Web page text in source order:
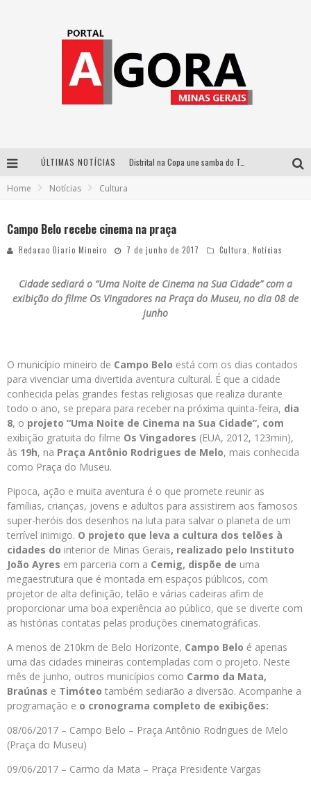
ÚLTIMAS NOTÍCIAS Distrital na Copa une samba do Trem dos Onze, acervo do Museu do Mineirão e transmissão em 4K para duelo contra o Haiti
Home Notícias Cultura
Campo Belo recebe cinema na praça
Redacao Diario Mineiro 7 de junho de 2017 Cultura Notícias
Cidade sediará o “Uma Noite de Cinema na Sua Cidade” com a
exibição do filme Os Vingadores na Praça do Museu, no dia 08 de
junho
O município mineiro de Campo Belo está com os dias contados
para vivenciar uma divertida aventura cultural. É que a cidade
conhecida pelas grandes festas religiosas que realiza durante
todo o ano, se prepara para receber na próxima quinta-feira, dia
8, o projeto “Uma Noite de Cinema na Sua Cidade”, com
exibição gratuita do filme Os Vingadores (EUA, 2012, 123min),
às 19h, na Praça Antônio Rodrigues de Melo, mais conhecida
como Praça do Museu.
Pipoca, ação e muita aventura é o que promete reunir as
famílias, crianças, jovens e adultos para assistirem aos famosos
super-heróis dos desenhos na luta para salvar o planeta de um
terrível inimigo. O projeto que leva a cultura dos telões à
cidades do interior de Minas Gerais, realizado pelo Instituto
João Ayres em parceria com a Cemig, dispõe de uma
megaestrutura que é montada em espaços públicos, com
projetor de alta definição, telão e várias cadeiras afim de
proporcionar uma boa experiência ao público, que se diverte com
as histórias contatas pelas produções cinematográficas.
A menos de 210km de Belo Horizonte, Campo Belo é apenas
uma das cidades mineiras contempladas com o projeto. Neste
mês de junho, outros municípios como Carmo da Mata,
Braúnas e Timóteo também sediarão a diversão. Acompanhe a
programação e o cronograma completo de exibições:
08/06/2017 – Campo Belo – Praça Antônio Rodrigues de Melo
(Praça do Museu)
09/06/2017 – Carmo da Mata – Praça Presidente Vargas